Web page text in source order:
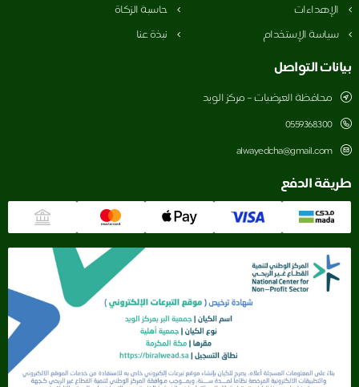
الإهداءات
حاسبة الزكاة
سياسة الإستخدام
نبذة عنا
بيانات التواصل
محافظة العرضيات – مركز الويد
0559368300
alwayedcha@gmail.com
طريقة الدفع